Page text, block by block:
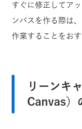
すぐに修正してア
ンバスを作る際は
作業することをおす
リーンキ
Canvas）